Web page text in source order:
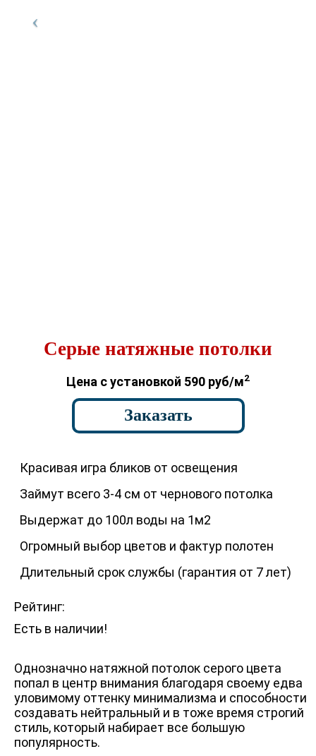
Серые натяжные потолки
Цена с установкой 590 руб/м2
Заказать
Красивая игра бликов от освещения
Займут всего 3-4 см от чернового потолка
Выдержат до 100л воды на 1м2
Огромный выбор цветов и фактур полотен
Длительный срок службы (гарантия от 7 лет)
Рейтинг:
Есть в наличии!
Однозначно натяжной потолок серого цвета
попал в центр внимания благодаря своему едва
уловимому оттенку минимализма и способности
создавать нейтральный и в тоже время строгий
стиль, который набирает все большую
популярность.